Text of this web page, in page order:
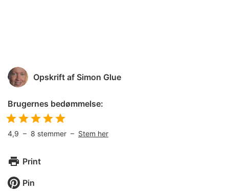
Opskrift af Simon Glue
Brugernes bedømmelse:
4,9 – 8 stemmer – Stem her
Print
Pin